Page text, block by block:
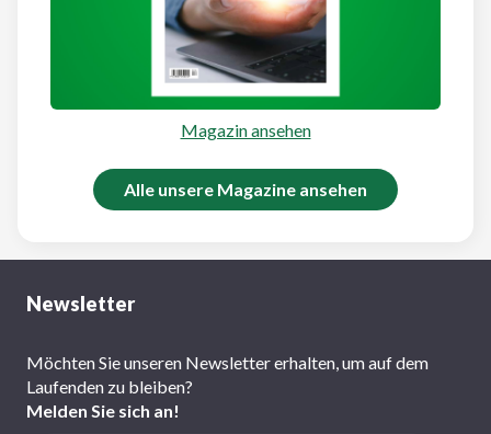
Magazin ansehen
Alle unsere Magazine ansehen
Newsletter
Möchten Sie unseren Newsletter erhalten, um auf dem
Laufenden zu bleiben?
Melden Sie sich an!